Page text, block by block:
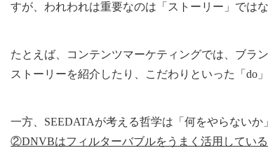
すが、われわれは重要なのは「ストーリー」では
たとえば、コンテンツマーケティングでは、ブラ
ストーリーを紹介したり、こだわりといった「do
一方、SEEDATAが考える哲学は「何をやらない
②DNVBはフィルターバブルをうまく活用している